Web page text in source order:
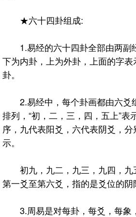
★六十四卦组成:
1.易经的六十四卦全部由两副
下为内卦，上为外卦，上面的字
卦。
2.易经中，每个卦画都由六爻
排列，“初，二，三，四，五上”表
序，九代表阳爻，六代表阴爻，
示。
初九，九二，九三，九四，九
第一爻至第六爻，指的是爻位的阴
3.周易是对每卦，每爻，每象